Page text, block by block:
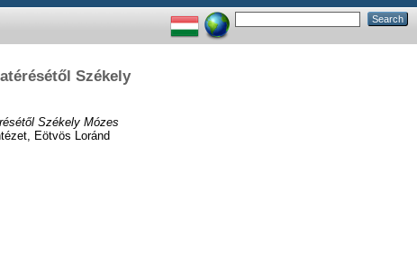
Székely
Székely Mózes
Eötvös Loránd